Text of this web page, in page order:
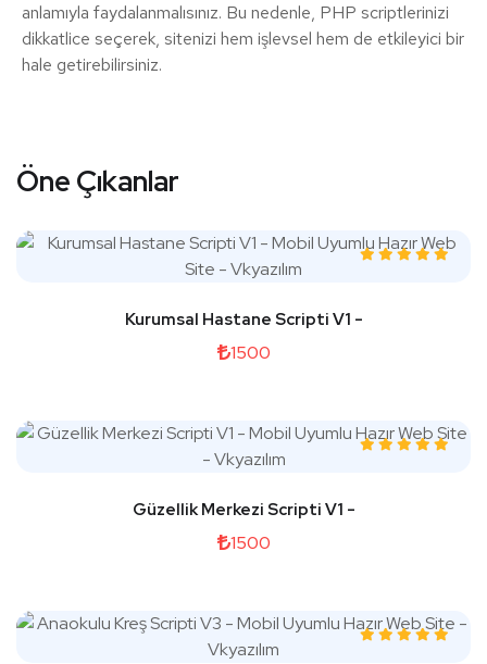
anlamıyla faydalanmalısınız. Bu nedenle, PHP scriptlerinizi
dikkatlice seçerek, sitenizi hem işlevsel hem de etkileyici bir
hale getirebilirsiniz.
Öne Çıkanlar
Kurumsal Hastane Scripti V1 -
1500
Güzellik Merkezi Scripti V1 -
1500